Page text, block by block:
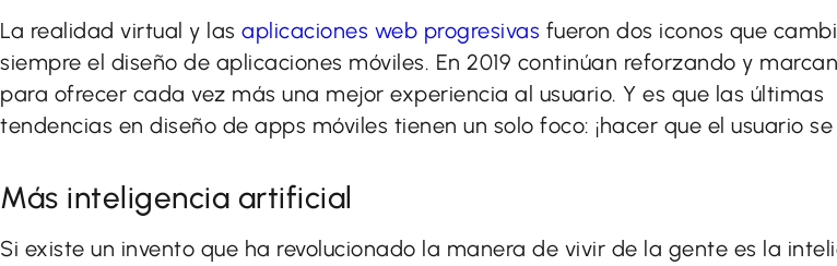
La realidad virtual y las aplicaciones web progresivas fueron dos iconos que
siempre el diseño de aplicaciones móviles. En 2019 continúan reforzando y
para ofrecer cada vez más una mejor experiencia al usuario. Y es que las últimas
tendencias en diseño de apps móviles tienen un solo foco: ¡hacer que el usuario
Más inteligencia artificial
Si existe un invento que ha revolucionado la manera de vivir de la gente es la